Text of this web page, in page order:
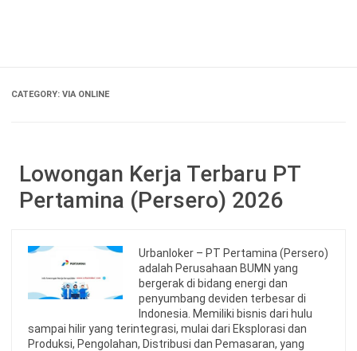
CATEGORY: VIA ONLINE
Lowongan Kerja Terbaru PT
Pertamina (Persero) 2026
Urbanloker – PT Pertamina (Persero)
adalah Perusahaan BUMN yang
bergerak di bidang energi dan
penyumbang deviden terbesar di
Indonesia. Memiliki bisnis dari hulu
sampai hilir yang terintegrasi, mulai dari Eksplorasi dan
Produksi, Pengolahan, Distribusi dan Pemasaran, yang